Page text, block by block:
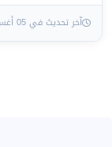
آخر تحديث في 05 أغسطس 2026 – 02:35 م